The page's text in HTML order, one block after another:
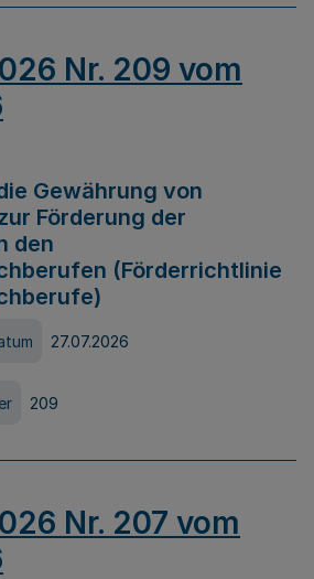
Nr. 209 vom
Gewährung von
Förderung der
den
(Förderrichtlinie
27.07.2026
209
Nr. 207 vom